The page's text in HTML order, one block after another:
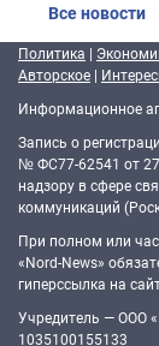
Все новости
Политика |
Авторское |
Информационное
Запись о
№ ФС77-62541 от
надзору в сфере
коммуникаций
При полном или
«Nord-News»
гиперссылка на
Учредитель — ООО
1035100155133